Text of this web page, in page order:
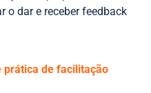
o dar e receber feedback
prática de facilitação